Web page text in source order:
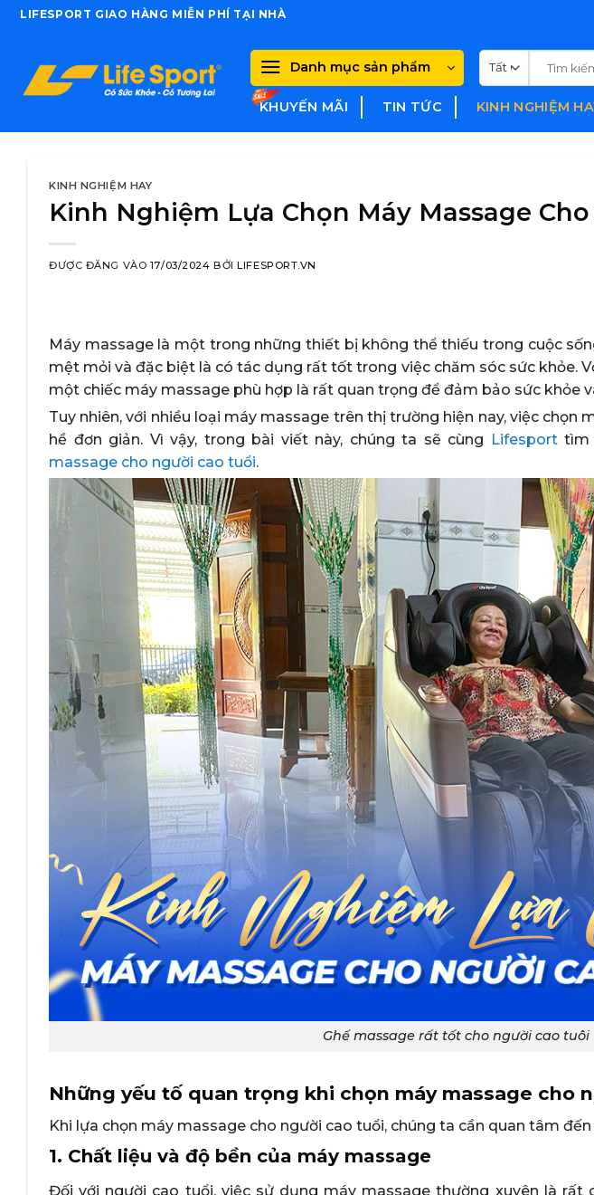
SkipLIFESPORT GIAO HÀNG MIỄN PHÍ TẠI NHÀ
Danh mục sản phẩm
kiếm:
KHUYẾN MÃI TIN TỨC KINH NGHIỆM
KINH NGHIỆM HAY
Kinh Nghiệm Lựa Chọn Máy Massage
ĐƯỢC ĐĂNG VÀO 17/03/2024 BỞILIFESPORT.VN
Máy massage là một trong những thiết bị không thể thiếu trong cuộc
mệt mỏi và đặc biệt là có tác dụng rất tốt trong việc chăm sóc sức khỏe.
một chiếc máy massage phù hợp là rất quan trọng để đảm bảo sức khỏe
Tuy nhiên, với nhiều loại máy massage trên thị trường hiện nay, việc chọn
hề đơn giản. Vì vậy, trong bài viết này, chúng ta sẽ cùng Lifesporttìm
massage cho người cao tuổi.
Ghế massage rất tốt cho người cao tuôi
Những yếu tố quan trọng khi chọn máy massage cho
Khi lựa chọn máy massage cho người cao tuổi, chúng ta cần quan tâm
1. Chất liệu và độ bền của máy massage
Đối với người cao tuổi, việc sử dụng máy massage thường xuyên là rất